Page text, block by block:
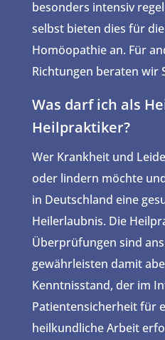
besonders intensiv
selbst bieten dies für
Homöopathie an. Für
Richtungen beraten wir
Was darf ich als
Heilpraktiker?
Wer Krankheit und
oder lindern möchte
in Deutschland eine
Heilerlaubnis. Die
Überprüfungen sind
gewährleisten damit
Kenntnisstand, der im
Patientensicherheit für
heilkundliche Arbeit